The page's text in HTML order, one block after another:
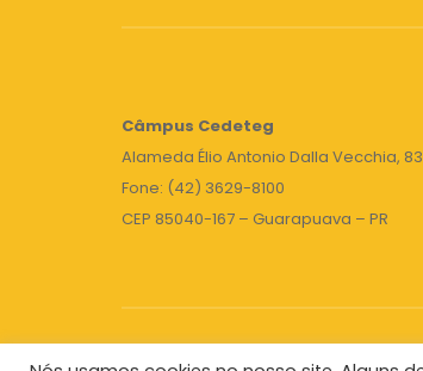
Câmpus Cedeteg
Alameda Élio Antonio Dalla Vecchia,
Fone: (42) 3629-8100
CEP 85040-167 – Guarapuava – PR